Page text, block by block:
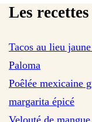
Les
Tacos au lieu
Paloma
Poêlée mexicaine
margarita épicé
Velouté de